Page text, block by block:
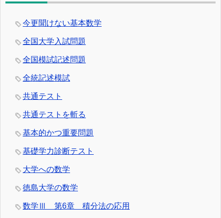
今更聞けない基本数学
全国大学入試問題
全国模試記述問題
全統記述模試
共通テスト
共通テストを斬る
基本的かつ重要問題
基礎学力診断テスト
大学への数学
徳島大学の数学
数学Ⅲ 第6章 積分法の応用